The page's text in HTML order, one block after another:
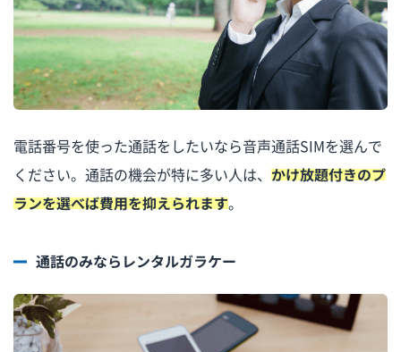
電話番号を使った通話をしたいなら音声通話SIMを選んで
ください。通話の機会が特に多い人は、 かけ放題付きのプ
ランを選べば費用を抑えられます。
通話のみならレンタルガラケー